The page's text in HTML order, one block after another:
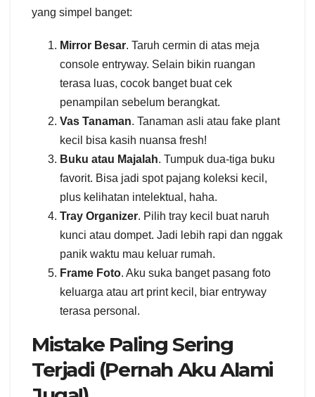
yang simpel banget:
Mirror Besar. Taruh cermin di atas meja
console entryway. Selain bikin ruangan
terasa luas, cocok banget buat cek
penampilan sebelum berangkat.
Vas Tanaman. Tanaman asli atau fake plant
kecil bisa kasih nuansa fresh!
Buku atau Majalah. Tumpuk dua-tiga buku
favorit. Bisa jadi spot pajang koleksi kecil,
plus kelihatan intelektual, haha.
Tray Organizer. Pilih tray kecil buat naruh
kunci atau dompet. Jadi lebih rapi dan nggak
panik waktu mau keluar rumah.
Frame Foto. Aku suka banget pasang foto
keluarga atau art print kecil, biar entryway
terasa personal.
Mistake Paling Sering
Terjadi (Pernah Aku Alami